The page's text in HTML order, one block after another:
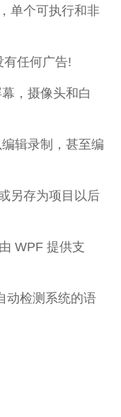
单个可执行和非
任何广告!
，摄像头和白
辑录制，甚至编
存为项目以后
WPF 提供支
检测系统的语